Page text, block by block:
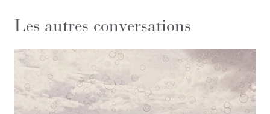
Les autres conversations